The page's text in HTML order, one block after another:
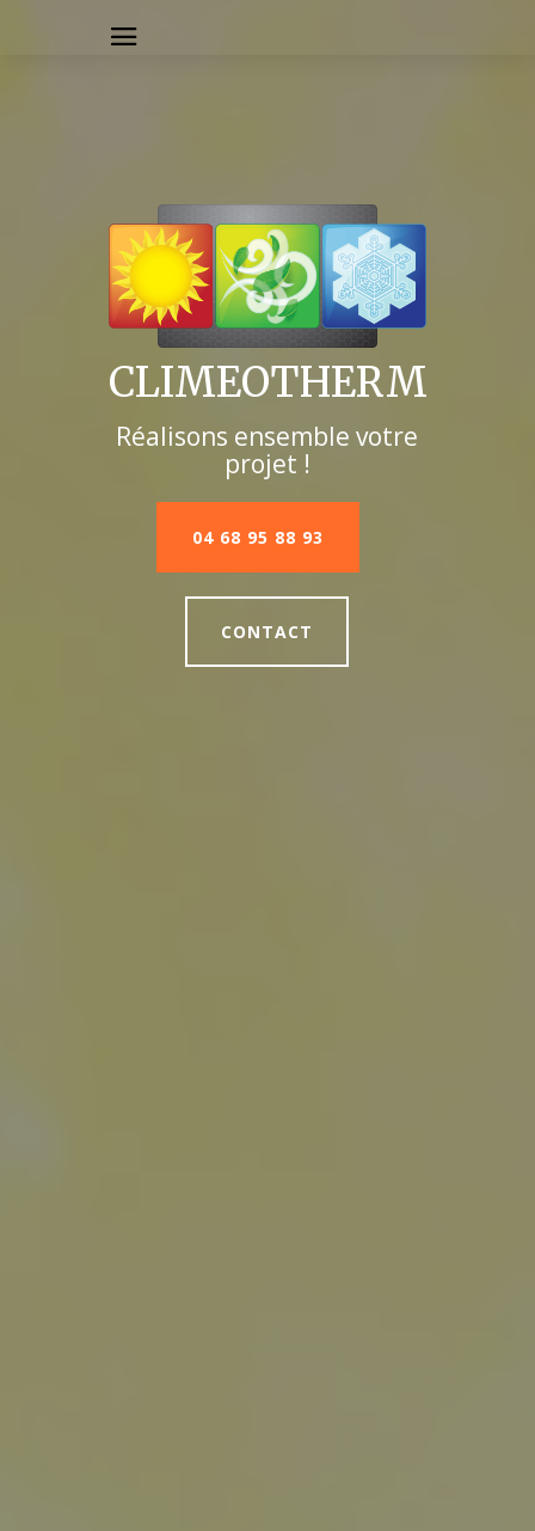
CLIMEOTHERM
Réalisons ensemble votre
projet !
04 68 95 88 93
CONTACT